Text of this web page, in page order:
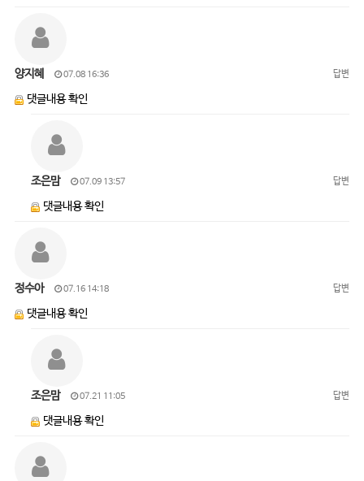
양지혜 07.08 16:36 답변
댓글내용 확인
조은맘 07.09 13:57 답변
댓글내용 확인
정수아 07.16 14:18 답변
댓글내용 확인
조은맘 07.21 11:05 답변
댓글내용 확인